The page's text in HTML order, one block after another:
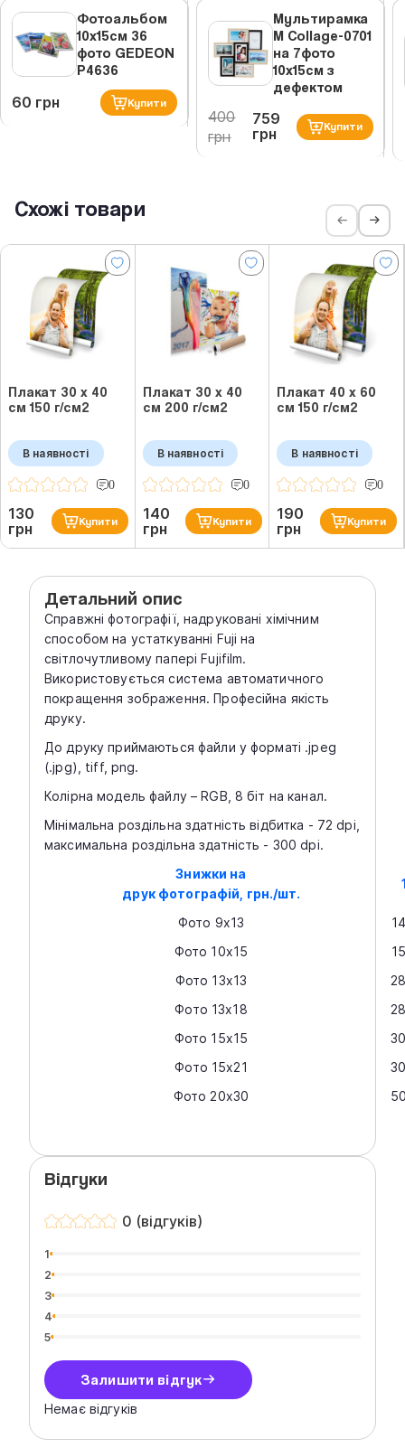
Фотоальбом
10x15см 36
фото GEDEON
P4636
60 грн Купити
Мультирамка
M Collage-0701
на 7фото
10x15см з
дефектом
400
грн
759
грн
Купити
Схожі товари
Плакат 30 х 40
см 150 г/см2
В наявності
0
130
грн
Купити
Плакат 30 х 40
см 200 г/см2
В наявності
0
140
грн
Купити
Плакат 40 х 60
см 150 г/см2
В наявності
0
190
грн
Купити
Детальний опис
Справжні фотографії, надруковані хімічним
способом на устаткуванні Fuji на
світлочутливому папері Fujifilm.
Використовується система автоматичного
покращення зображення. Професійна якість
друку.
До друку приймаються файли у форматі .jpeg
(.jpg), tiff, png.
Колірна модель файлу – RGB, 8 біт на канал.
Мінімальна роздільна здатність відбитка - 72 dpi,
максимальна роздільна здатність - 300 dpi.
Знижки на
друк фотографій, грн./шт.
Фото 9х13
Фото 10х15
Фото 13х13
Фото 13х18
Фото 15х15
Фото 15х21
Фото 20х30
Відгуки
0 (відгуків)
1
2
3
4
5
Залишити відгук
Немає відгуків